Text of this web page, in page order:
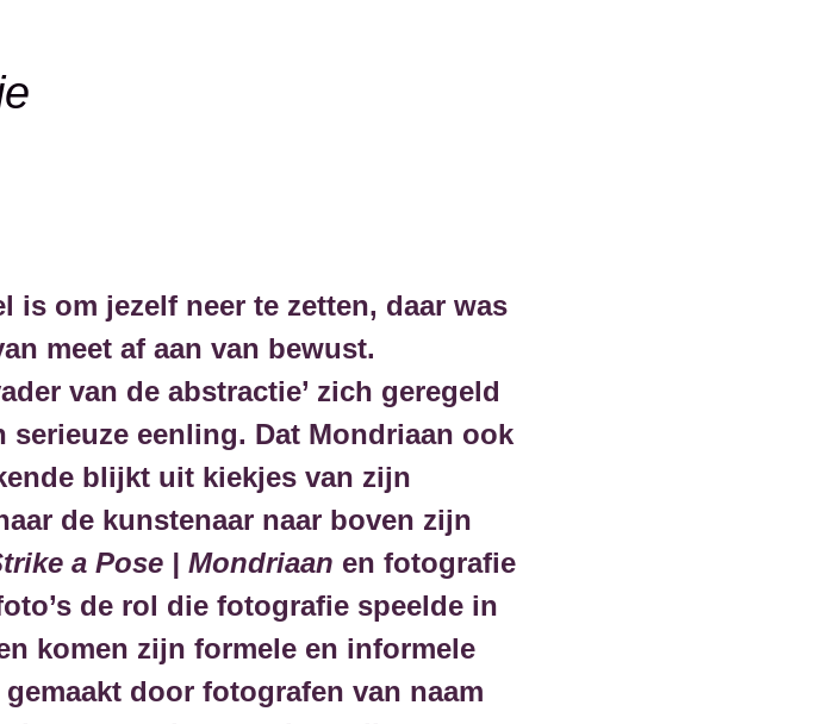
is om jezelf neer te zetten, daar was
meet af aan van bewust.
van de abstractie’ zich geregeld
eenling. Dat Mondriaan ook
blijkt uit kiekjes van zijn
de kunstenaar naar boven zijn
a Pose | Mondriaan en fotografie
de rol die fotografie speelde in
komen zijn formele en informele
door fotografen van naam